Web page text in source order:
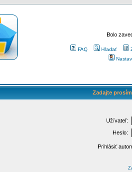
Bolo
FAQ Hľadať
Zadajte
Užívateľ:
Heslo:
Prihlásiť